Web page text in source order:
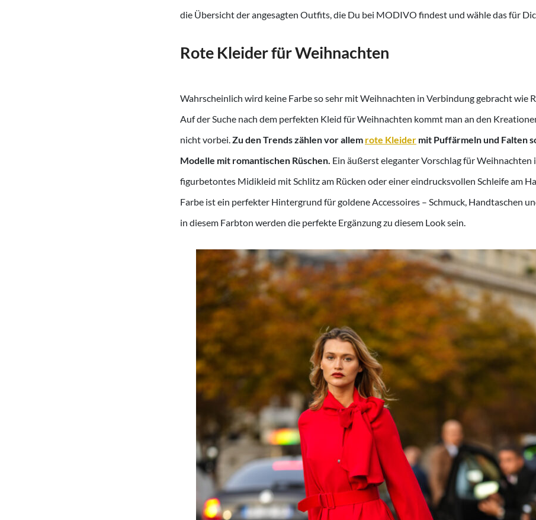
die Übersicht der angesagten Outfits, die Du bei MODIVO findest und wähle das für
Rote Kleider für Weihnachten
Wahrscheinlich wird keine Farbe so sehr mit Weihnachten in Verbindung gebracht wie
Auf der Suche nach dem perfekten Kleid für Weihnachten kommt man an den
nicht vorbei.Zu den Trends zählen vor allem rote Kleider mit Puffärmeln und Falten
Modelle mit romantischen Rüschen. Ein äußerst eleganter Vorschlag für Weihnachten
figurbetontes Midikleid mit Schlitz am Rücken oder einer eindrucksvollen Schleife am
Farbe ist ein perfekter Hintergrund für goldene Accessoires – Schmuck, Handtaschen
in diesem Farbton werden die perfekte Ergänzung zu diesem Look sein.